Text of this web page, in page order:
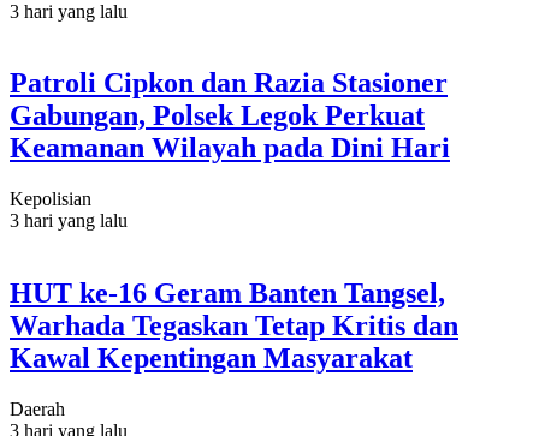
3 hari yang lalu
Patroli Cipkon dan Razia Stasioner
Gabungan, Polsek Legok Perkuat
Keamanan Wilayah pada Dini Hari
Kepolisian
3 hari yang lalu
HUT ke-16 Geram Banten Tangsel,
Warhada Tegaskan Tetap Kritis dan
Kawal Kepentingan Masyarakat
Daerah
3 hari yang lalu